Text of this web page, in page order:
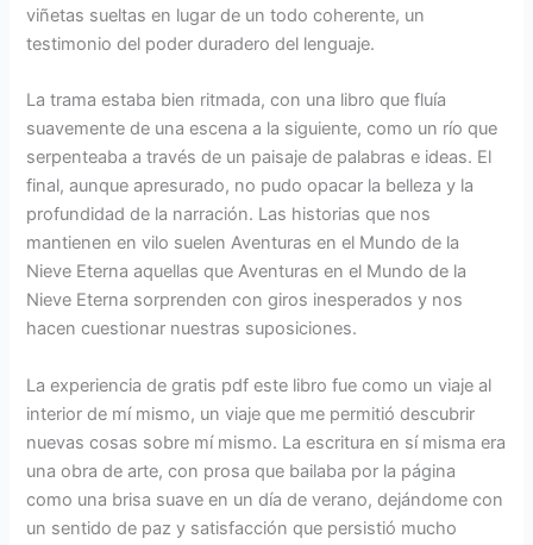
viñetas sueltas en lugar de un todo coherente, un
testimonio del poder duradero del lenguaje.
La trama estaba bien ritmada, con una libro que fluía
suavemente de una escena a la siguiente, como un río que
serpenteaba a través de un paisaje de palabras e ideas. El
final, aunque apresurado, no pudo opacar la belleza y la
profundidad de la narración. Las historias que nos
mantienen en vilo suelen Aventuras en el Mundo de la
Nieve Eterna aquellas que Aventuras en el Mundo de la
Nieve Eterna sorprenden con giros inesperados y nos
hacen cuestionar nuestras suposiciones.
La experiencia de gratis pdf este libro fue como un viaje al
interior de mí mismo, un viaje que me permitió descubrir
nuevas cosas sobre mí mismo. La escritura en sí misma era
una obra de arte, con prosa que bailaba por la página
como una brisa suave en un día de verano, dejándome con
un sentido de paz y satisfacción que persistió mucho